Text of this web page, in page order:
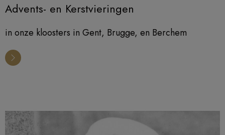
Advents- en Kerstvieringen
in onze kloosters in Gent, Brugge, en Berchem